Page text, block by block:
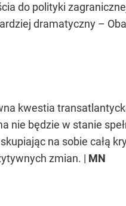
do polityki
dramatyczny –
kwestia
nie będzie w stanie
na sobie całą
zmian. | MN